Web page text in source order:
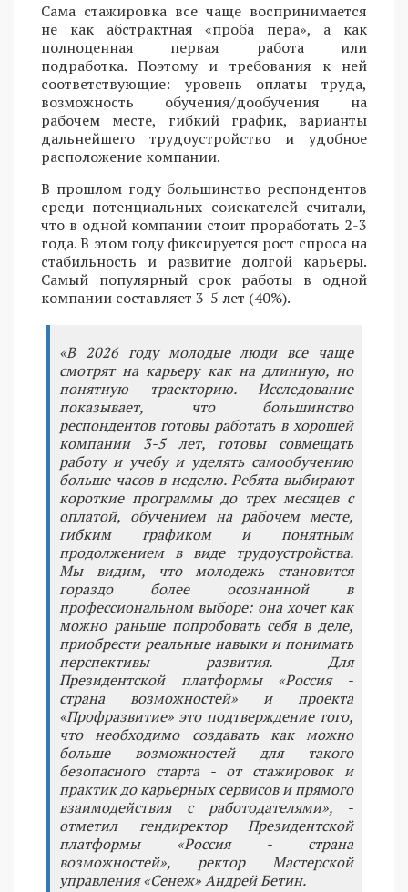
Сама стажировка все чаще воспринимается
не как абстрактная «проба пера», а как
полноценная первая работа или
подработка. Поэтому и требования к ней
соответствующие: уровень оплаты труда,
возможность обучения/дообучения на
рабочем месте, гибкий график, варианты
дальнейшего трудоустройство и удобное
расположение компании.
В прошлом году большинство респондентов
среди потенциальных соискателей считали,
что в одной компании стоит проработать 2-3
года. В этом году фиксируется рост спроса на
стабильность и развитие долгой карьеры.
Самый популярный срок работы в одной
компании составляет 3-5 лет (40%).
«В 2026 году молодые люди все чаще
смотрят на карьеру как на длинную, но
понятную траекторию. Исследование
показывает, что большинство
респондентов готовы работать в хорошей
компании 3-5 лет, готовы совмещать
работу и учебу и уделять самообучению
больше часов в неделю. Ребята выбирают
короткие программы до трех месяцев с
оплатой, обучением на рабочем месте,
гибким графиком и понятным
продолжением в виде трудоустройства.
Мы видим, что молодежь становится
гораздо более осознанной в
профессиональном выборе: она хочет как
можно раньше попробовать себя в деле,
приобрести реальные навыки и понимать
перспективы развития. Для
Президентской платформы «Россия -
страна возможностей» и проекта
«Профразвитие» это подтверждение того,
что необходимо создавать как можно
больше возможностей для такого
безопасного старта - от стажировок и
практик до карьерных сервисов и прямого
взаимодействия с работодателями», -
отметил гендиректор Президентской
платформы «Россия - страна
возможностей», ректор Мастерской
управления «Сенеж» Андрей Бетин.